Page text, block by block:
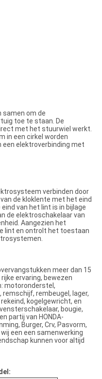
samen om de
toe te staan. De
met het stuurwiel werkt.
in een cirkel worden
een elektroverbinding met
verbinden door
de kloklente met het eind
van het lint is in bijlage
de elektroschakelaar van
Aangezien het
lint en ontrolt het toestaan
meer dan 15
ervaring, bewezen
motoronderstel,
rembeugel, lager,
kogelgewricht, en
bougie,
partij van HONDA-
Burger, Crv, Pasvorm,
een een samenwerking
kunnen voor altijd